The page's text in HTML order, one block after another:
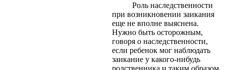
Роль наследственности
при возникновении заикания
еще не вполне выяснена.
Нужно быть осторожным,
говоря о наследственности,
если ребенок мог наблюдать
заикание у какого-нибудь
родственника и таким образом